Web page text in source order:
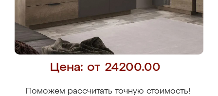
Цена: от 24200.00
Поможем рассчитать точную стоимость!